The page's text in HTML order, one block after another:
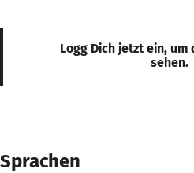
Logg Dich jetzt ein, um
sehen.
Sprachen